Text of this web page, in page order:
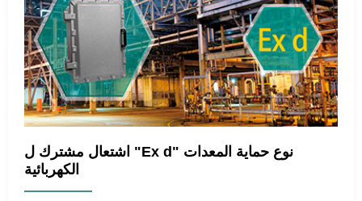
اشتعال مشترك ل "Ex d" نوع حماية المعدات
الكهربائية